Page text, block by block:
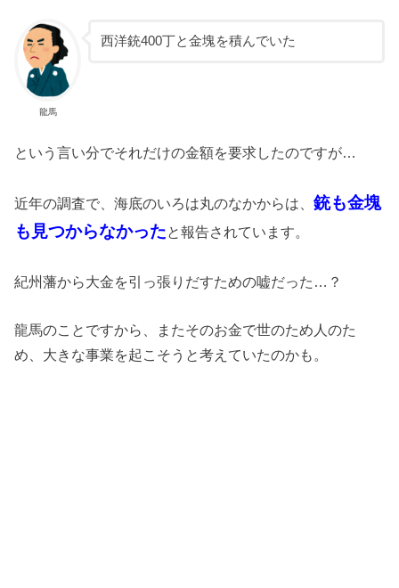
龍馬
西洋銃400丁と金塊を積んでいた
という言い分でそれだけの金額を要求したのですが…
近年の調査で、海底のいろは丸のなかからは、銃も金塊
も見つからなかったと報告されています。
紀州藩から大金を引っ張りだすための嘘だった…？
龍馬のことですから、またそのお金で世のため人のた
め、大きな事業を起こそうと考えていたのかも。